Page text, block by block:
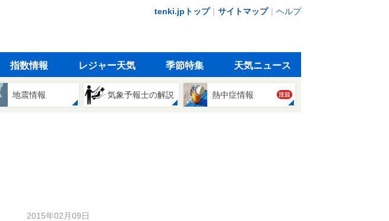
tenki.jpトップ｜ サイトマップ｜ ヘルプ
指数情報 レジャー天気 季節特集 天気ニュース
地震情報 気象予報士の解説 熱中症情報 注目
2015年02月09日